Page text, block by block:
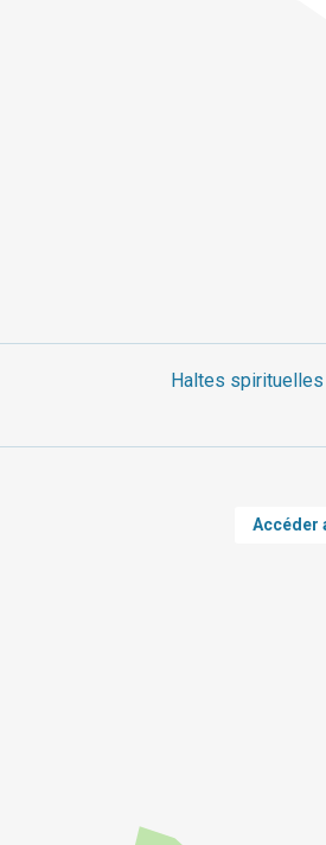
Haltes
Accéder